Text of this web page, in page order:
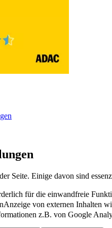
Seite. Einige davon sind
für die einwandfreie
Anzeige von externen Inhalten
z.B. von Google